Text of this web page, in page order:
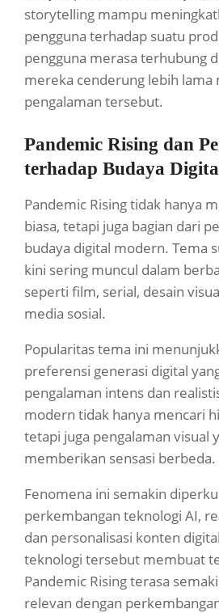
storytelling mampu
pengguna terhadap suatu
pengguna merasa terhubung
mereka cenderung lebih lama
pengalaman tersebut.
Pandemic Rising dan
terhadap Budaya
Pandemic Rising tidak hanya
biasa, tetapi juga bagian dari
budaya digital modern. Tema
kini sering muncul dalam
seperti film, serial, desain
media sosial.
Popularitas tema ini
preferensi generasi digital
pengalaman intens dan
modern tidak hanya mencari
tetapi juga pengalaman visual
memberikan sensasi berbeda.
Fenomena ini semakin
perkembangan teknologi AI,
dan personalisasi konten
teknologi tersebut membuat
Pandemic Rising terasa
relevan dengan